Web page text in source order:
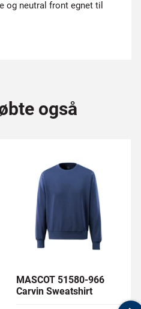
og neutral front egnet til
også
MASCOT 51580-966
Carvin Sweatshirt